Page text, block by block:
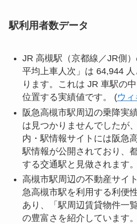
駅利用者数データ
JR 高槻駅（京都線／JR側
平均上車人次」は 64,944
ります。これは JR 車駅の
位置する実績値です。 (ウィ
阪急高槻市駅周辺の乗降実
は見つかりませんでしたが
内・駅情報サイトには阪急
駅情報が公開されており、
する交通駅と見做されます
高槻市駅周辺の不動産サイ
急高槻市駅を利用する利便
あり、「駅周辺賃貸物件一
の豊富さを紹介しています